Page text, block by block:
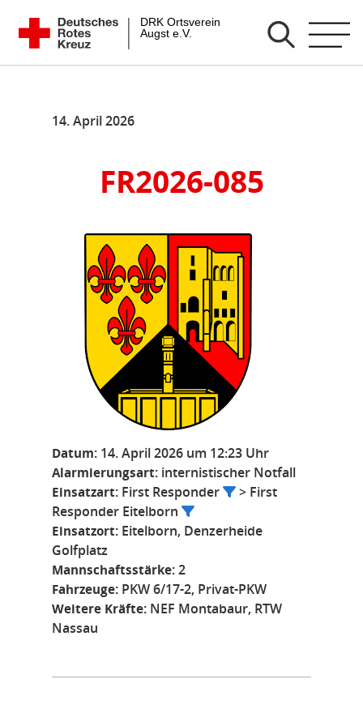
Zum
Inhalt
springen
DRK Ortsverein Augst e.V.
14. April 2026
FR2026-085
Datum: 14. April 2026 um 12:23 Uhr
Alarmierungsart: internistischer Notfall
Einsatzart: First Responder
> First
Responder Eitelborn
Einsatzort: Eitelborn, Denzerheide
Golfplatz
Mannschaftsstärke:2
Fahrzeuge: PKW 6/17-2, Privat-PKW
Weitere Kräfte: NEF Montabaur, RTW
Nassau